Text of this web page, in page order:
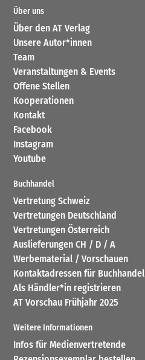
Über uns
Über den AT Verlag
Unsere Autor*innen
Team
Veranstaltungen & Events
Offene Stellen
Kooperationen
Kontakt
Facebook
Instagram
Youtube
Buchhandel
Vertretung Schweiz
Vertretungen Deutschland
Vertretungen Österreich
Auslieferungen CH / D / A
Werbematerial / Vorschauen
Kontaktadressen für Buchhandel
Als Händler*in registrieren
AT Vorschau Frühjahr 2025
Weitere Informationen
Infos für Medienvertretende